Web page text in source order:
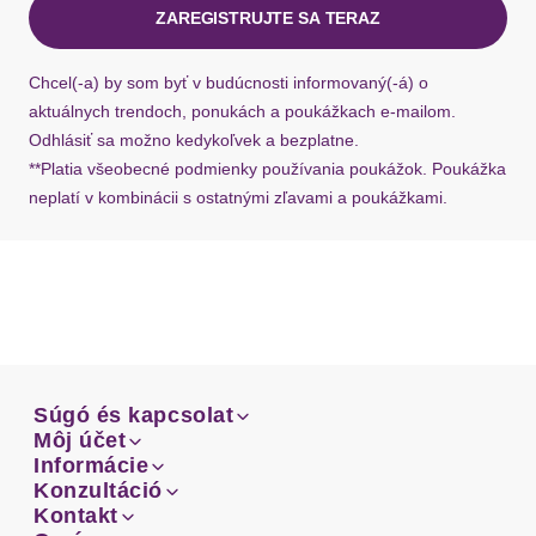
ZAREGISTRUJTE SA TERAZ
Chcel(-a) by som byť v budúcnosti informovaný(-á) o
aktuálnych trendoch, ponukách a poukážkach e-mailom.
Odhlásiť sa možno kedykoľvek a bezplatne.
**Platia všeobecné podmienky používania poukážok. Poukážka
neplatí v kombinácii s ostatnými zľavami a poukážkami.
Súgó és kapcsolat
Email
Facebook
Súgó és kapcsolat
Email
Môj účet
Prehľad objednávok
Môj účet
Prehľad objednávok
Informácie
Doprava
Informácie
Konzultáció
Sprievodca-veľkosťami
Konzultáció
Kontakt